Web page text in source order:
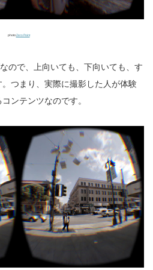
photo:Zero Point
ので、上向いても、下向いても、す
つまり、実際に撮影した人が体験
ンテンツなのです。